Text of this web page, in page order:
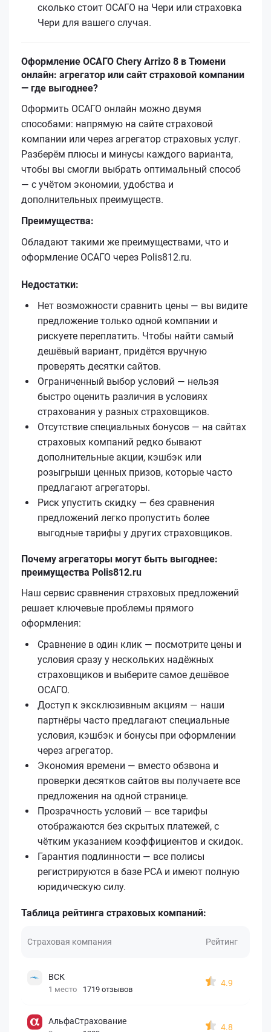
сколько стоит ОСАГО на Чери или страховка
Чери для вашего случая.
Оформление ОСАГО Chery Arrizo 8 в Тюмени
онлайн: агрегатор или сайт страховой компании
— где выгоднее?
Оформить ОСАГО онлайн можно двумя
способами: напрямую на сайте страховой
компании или через агрегатор страховых услуг.
Разберём плюсы и минусы каждого варианта,
чтобы вы смогли выбрать оптимальный способ
— с учётом экономии, удобства и
дополнительных преимуществ.
Преимущества:
Обладают такими же преимуществами, что и
оформление ОСАГО через Polis812.ru.
Недостатки:
Нет возможности сравнить цены — вы видите
предложение только одной компании и
рискуете переплатить. Чтобы найти самый
дешёвый вариант, придётся вручную
проверять десятки сайтов.
Ограниченный выбор условий — нельзя
быстро оценить различия в условиях
страхования у разных страховщиков.
Отсутствие специальных бонусов — на сайтах
страховых компаний редко бывают
дополнительные акции, кэшбэк или
розыгрыши ценных призов, которые часто
предлагают агрегаторы.
Риск упустить скидку — без сравнения
предложений легко пропустить более
выгодные тарифы у других страховщиков.
Почему агрегаторы могут быть выгоднее:
преимущества Polis812.ru
Наш сервис сравнения страховых предложений
решает ключевые проблемы прямого
оформления:
Сравнение в один клик — посмотрите цены и
условия сразу у нескольких надёжных
страховщиков и выберите самое дешёвое
ОСАГО.
Доступ к эксклюзивным акциям — наши
партнёры часто предлагают специальные
условия, кэшбэк и бонусы при оформлении
через агрегатор.
Экономия времени — вместо обзвона и
проверки десятков сайтов вы получаете все
предложения на одной странице.
Прозрачность условий — все тарифы
отображаются без скрытых платежей, с
чётким указанием коэффициентов и скидок.
Гарантия подлинности — все полисы
регистрируются в базе РСА и имеют полную
юридическую силу.
Таблица рейтинга страховых компаний:
Страховая компания Рейтинг
ВСК
1 место 1719 отзывов
4.9
АльфаСтрахование
4.8